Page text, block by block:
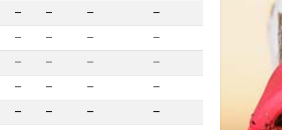
— — — —
— — — —
— — — —
— — — —
— — — —